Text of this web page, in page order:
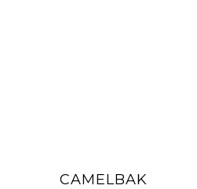
CAMELBAK